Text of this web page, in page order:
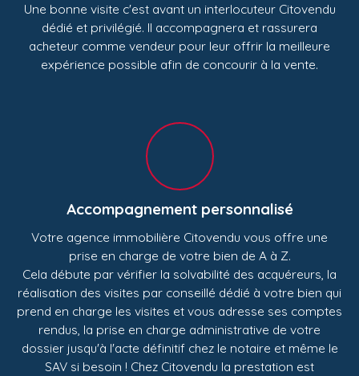
Une bonne visite c'est avant un interlocuteur Citovendu
dédié et privilégié. Il accompagnera et rassurera
acheteur comme vendeur pour leur offrir la meilleure
expérience possible afin de concourir à la vente.
Accompagnement personnalisé
Votre agence immobilière Citovendu vous offre une
prise en charge de votre bien de A à Z.
Cela débute par vérifier la solvabilité des acquéreurs, la
réalisation des visites par conseillé dédié à votre bien qui
prend en charge les visites et vous adresse ses comptes
rendus, la prise en charge administrative de votre
dossier jusqu'à l'acte définitif chez le notaire et même le
SAV si besoin ! Chez Citovendu la prestation est